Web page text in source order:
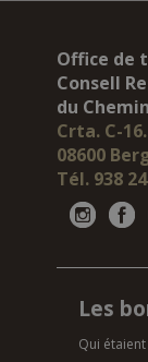
Office de
Consell
du
Crta. C-
08600
Tél. 938
Les
Qui